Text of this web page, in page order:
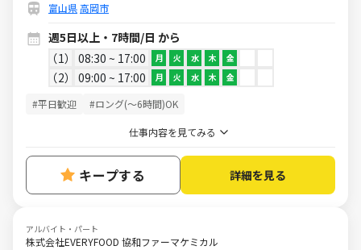
富山県高岡市
週5日以上・7時間/日 から
1
08:30 ~ 17:00 月 火 水 木 金
2 09:00 ~ 17:00 月 火 水 木 金
#平日歓迎 #ロング(～6時間)OK
仕事内容を見てみる
キープする 詳細を見る
アルバイト・パート
株式会社EVERYFOOD 協和ファーマケミカル